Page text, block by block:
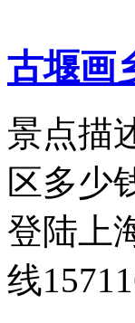
古堰画
景点描
区多少
登陆上
线